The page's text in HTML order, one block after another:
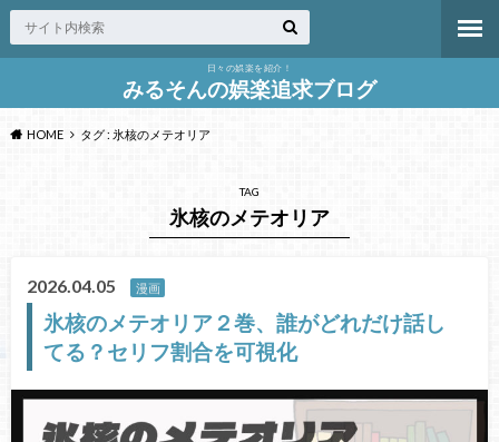
日々の娯楽を紹介！
みるそんの娯楽追求ブログ
HOME タグ : 氷核のメテオリア
TAG
氷核のメテオリア
2026.04.05 漫画
氷核のメテオリア２巻、誰がどれだけ話し
てる？セリフ割合を可視化